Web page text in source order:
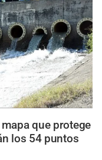
mapa que protege
los 54 puntos